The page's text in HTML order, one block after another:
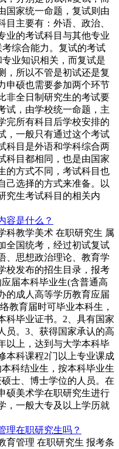
国家统一命题，复试则由
主要有：外语、政治、
业的考试科目与其他专业
综合能力。复试的考试
业知识相关，而复试是
，所以不管是初试还是复
申硕也需要参加两个环节
非全日制研究生的考试要
试，由学校统一命题，主
完所有科目后学校安排的
，一般只有通过这个考试
科目是外语和学科综合两
科目都相同，也是由国家
的方式不同，考试科目也
己选择的方式来准备。以
究生考试科目的相关内
容是什么？
科教学美术 在职研究生 属
全国统考，经过初试复试
、思想政治理论、教育学
校发布的招生目录，报考
届本科毕业生(含普通高
的成人高等学历教育应届
教育届时可毕业本科生，
科毕业证书。2、具有国家
员。3、获得国家承认的高
以上，达到与大学本科毕
本科课程2门以上专业课成
科结业生，按本科毕业生
士、博士学位的人员。在
硕美术学在职研究生进行
，一般大专及以上学历就
理在职研究生吗？
育管理 在职研究生 报考条